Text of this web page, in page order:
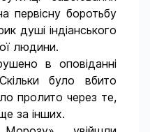
первісну боротьбу
душі індіанського
людини.
в оповіданні
було вбито
пролито через те,
за інших.